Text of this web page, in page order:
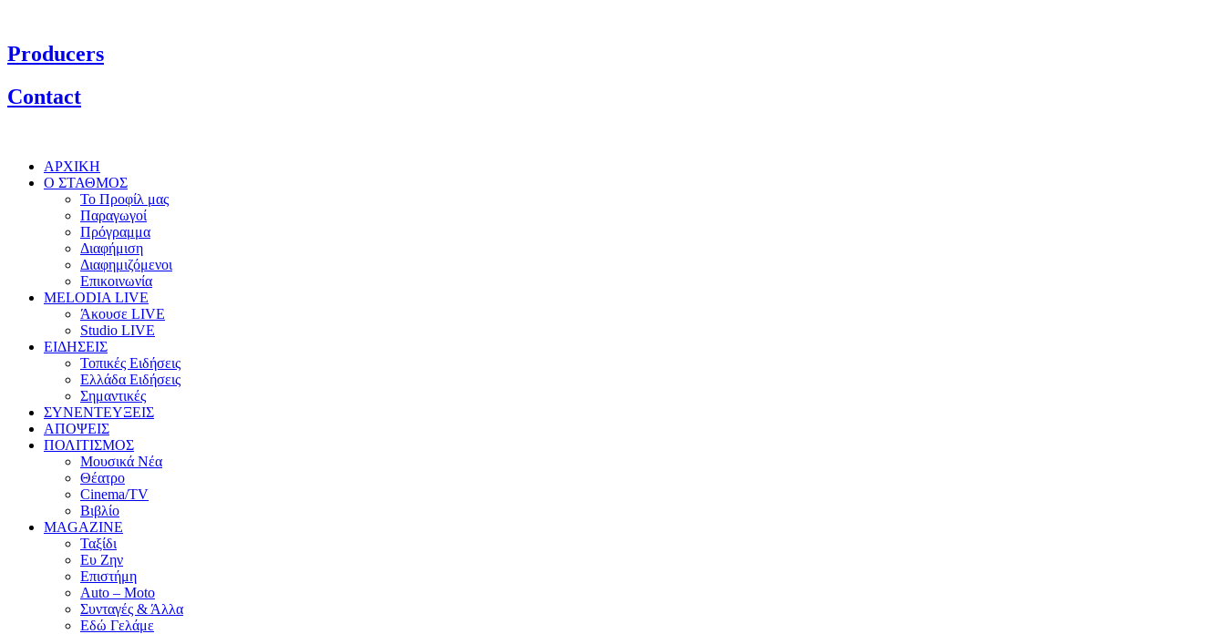
Producers
Contact
ΑΡΧΙΚΗ
Ο ΣΤΑΘΜΟΣ
Το Προφίλ μας
Παραγωγοί
Πρόγραμμα
Διαφήμιση
Διαφημιζόμενοι
Επικοινωνία
MELODIA LIVE
Άκουσε LIVE
Studio LIVE
ΕΙΔΗΣΕΙΣ
Τοπικές Ειδήσεις
Ελλάδα Ειδήσεις
Σημαντικές
ΣΥΝΕΝΤΕΥΞΕΙΣ
ΑΠΟΨΕΙΣ
ΠΟΛΙΤΙΣΜΟΣ
Μουσικά Νέα
Θέατρο
Cinema/TV
Βιβλίο
MAGAZINE
Ταξίδι
Ευ Ζην
Επιστήμη
Auto – Moto
Συνταγές & Άλλα
Εδώ Γελάμε